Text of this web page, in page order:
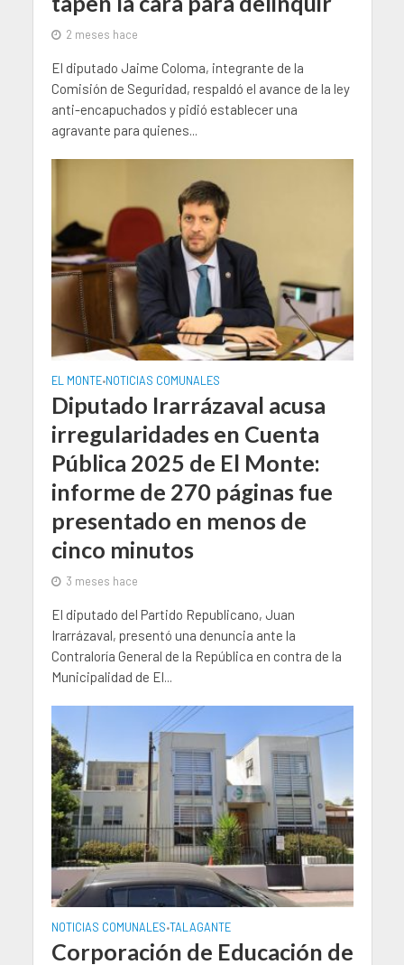
2 meses hace
El diputado Jaime Coloma, integrante de la
Comisión de Seguridad, respaldó el avance de la ley
anti-encapuchados y pidió establecer una
agravante para quienes...
EL MONTE•NOTICIAS COMUNALES
Diputado Irarrázaval acusa
irregularidades en Cuenta
Pública 2025 de El Monte:
informe de 270 páginas fue
presentado en menos de
cinco minutos
3 meses hace
El diputado del Partido Republicano, Juan
Irarrázaval, presentó una denuncia ante la
Contraloría General de la República en contra de la
Municipalidad de El...
NOTICIAS COMUNALES•TALAGANTE
Corporación de Educación de